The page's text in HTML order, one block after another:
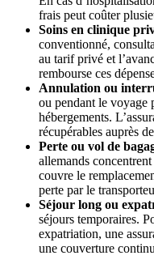
frais peut coûter
Soins en clinique
conventionné,
au tarif privé et
rembourse ces
Annulation ou
ou pendant le voyage
hébergements.
récupérables auprès
Perte ou vol de
allemands concentrent
couvre le
perte par le
Séjour long ou
séjours temporaires.
expatriation, une
une couverture